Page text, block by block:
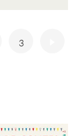
3